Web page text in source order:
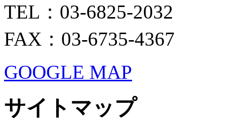
TEL：03-6825-2032
FAX：03-6735-4367
GOOGLE MAP
サイトマップ